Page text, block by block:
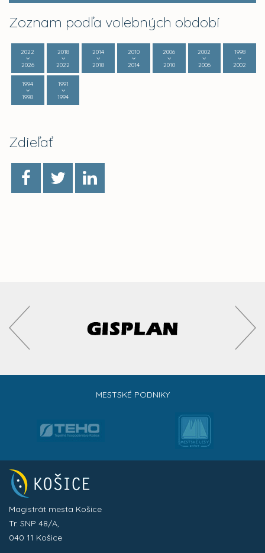
Zoznam podľa volebných období
2022
2026
2018
2022
2014
2018
2010
2014
2006
2010
2002
2006
1998
2002
1994
1998
1991
1994
Zdieľať
MESTSKÉ PODNIKY
Magistrát mesta Košice
Tr. SNP 48/A,
040 11 Košice